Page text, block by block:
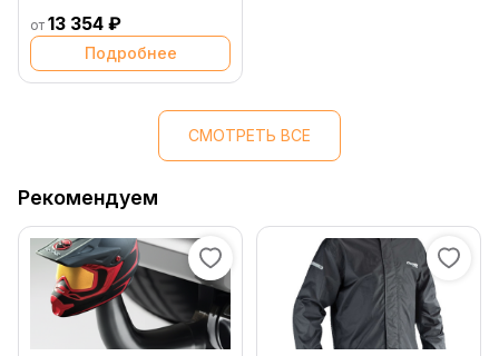
фары)
от 13 354 ₽
Подробнее
СМОТРЕТЬ ВСЕ
Рекомендуем